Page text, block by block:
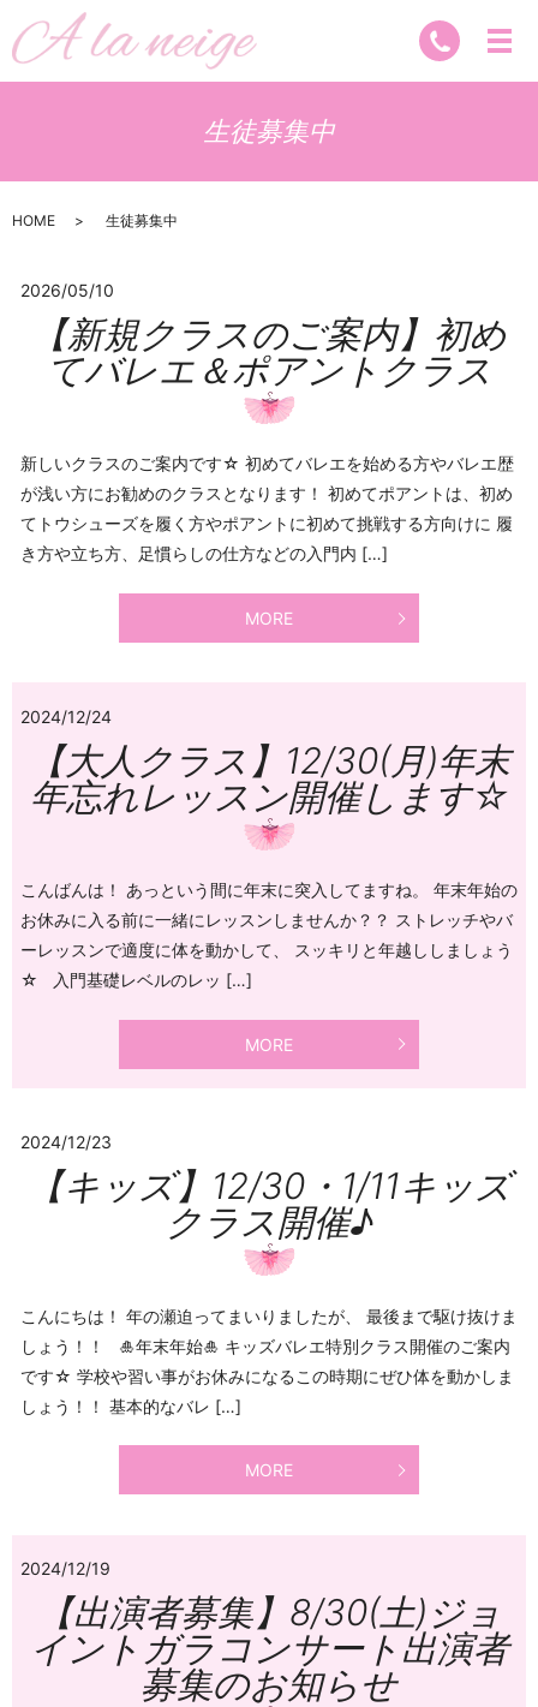
生徒募集中
HOME 生徒募集中
2026/05/10
【新規クラスのご案内】初め
てバレエ＆ポアントクラス
新しいクラスのご案内です☆ 初めてバレエを始める方やバレエ歴
が浅い方にお勧めのクラスとなります！ 初めてポアントは、初め
てトウシューズを履く方やポアントに初めて挑戦する方向けに 履
き方や立ち方、足慣らしの仕方などの入門内 […]
MORE
2024/12/24
【大人クラス】12/30(月)年末
年忘れレッスン開催します☆
こんばんは！ あっという間に年末に突入してますね。 年末年始の
お休みに入る前に一緒にレッスンしませんか？？ ストレッチやバ
ーレッスンで適度に体を動かして、 スッキリと年越ししましょう
☆ 入門基礎レベルのレッ […]
MORE
2024/12/23
【キッズ】12/30・1/11キッズ
クラス開催♪
こんにちは！ 年の瀬迫ってまいりましたが、 最後まで駆け抜けま
しょう！！ 🎍年末年始🎍 キッズバレエ特別クラス開催のご案内
です☆ 学校や習い事がお休みになるこの時期にぜひ体を動かしま
しょう！！ 基本的なバレ […]
MORE
2024/12/19
【出演者募集】8/30(土)ジョ
イントガラコンサート出演者
募集のお知らせ